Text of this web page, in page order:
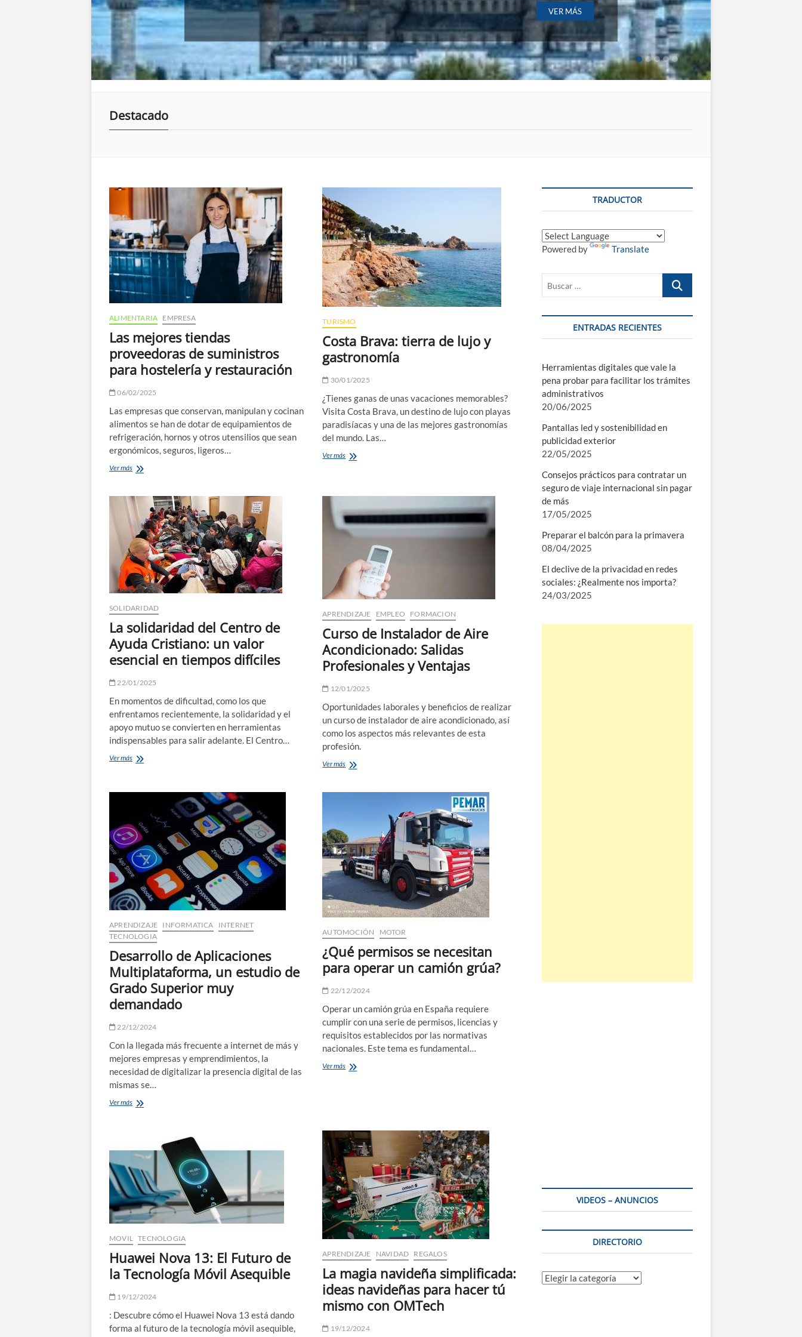
VER MÁS
Destacado
ALIMENTARIA EMPRESA
Las mejores tiendas
proveedoras de suministros
para hostelería y restauración
06/02/2025
Las empresas que conservan, manipulan y cocinan
alimentos se han de dotar de equipamientos de
refrigeración, hornos y otros utensilios que sean
ergonómicos, seguros, ligeros…
Ver másLas
proveedoras
de
suministros
para
hostelería
y
restauración
TURISMO
Costa Brava: tierra de lujo y
gastronomía
30/01/2025
¿Tienes ganas de unas vacaciones memorables?
Visita Costa Brava, un destino de lujo con playas
paradisíacas y una de las mejores gastronomías
del mundo. Las…
Ver másCosta
lujo
y
gastronomía
SOLIDARIDAD
La solidaridad del Centro de
Ayuda Cristiano: un valor
esencial en tiempos difíciles
22/01/2025
En momentos de dificultad, como los que
enfrentamos recientemente, la solidaridad y el
apoyo mutuo se convierten en herramientas
indispensables para salir adelante. El Centro…
Ver másLa
Cristiano:
un
valor
esencial
en
tiempos
difíciles
APRENDIZAJE EMPLEO FORMACION
Curso de Instalador de Aire
Acondicionado: Salidas
Profesionales y Ventajas
12/01/2025
Oportunidades laborales y beneficios de realizar
un curso de instalador de aire acondicionado, así
como los aspectos más relevantes de esta
profesión.
Ver másCurso
Acondicionado:
Profesionales
y
Ventajas
APRENDIZAJE INFORMATICA
INTERNET
TECNOLOGIA
Desarrollo de Aplicaciones
Multiplataforma, un estudio de
Grado Superior muy
demandado
22/12/2024
Con la llegada más frecuente a internet de más y
mejores empresas y emprendimientos, la
necesidad de digitalizar la presencia digital de las
mismas se…
Ver másDesarrollo
estudio
de
Grado
Superior
muy
demandado
AUTOMOCIÓN MOTOR
¿Qué permisos se necesitan
para operar un camión grúa?
22/12/2024
Operar un camión grúa en España requiere
cumplir con una serie de permisos, licencias y
requisitos establecidos por las normativas
nacionales. Este tema es fundamental…
Ver más¿Qué
un
camión
grúa?
MOVIL TECNOLOGIA
Huawei Nova 13: El Futuro de
la Tecnología Móvil Asequible
19/12/2024
: Descubre cómo el Huawei Nova 13 está dando
forma al futuro de la tecnología móvil asequible,
APRENDIZAJE NAVIDAD REGALOS
La magia navideña simplificada:
ideas navideñas para hacer tú
mismo con OMTech
19/12/2024
TRADUCTOR
Powered by Translate
Buscar
ENTRADAS RECIENTES
Herramientas digitales que vale la
pena probar para facilitar los trámites
administrativos
20/06/2025
Pantallas led y sostenibilidad en
publicidad exterior
22/05/2025
Consejos prácticos para contratar un
seguro de viaje internacional sin pagar
de más
17/05/2025
Preparar el balcón para la primavera
08/04/2025
El declive de la privacidad en redes
sociales: ¿Realmente nos importa?
24/03/2025
VIDEOS – ANUNCIOS
DIRECTORIO
Directorio